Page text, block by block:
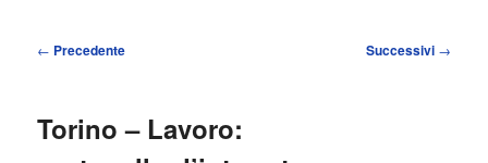
Navigazione
← Precedente Successivi →
Torino – Lavoro: